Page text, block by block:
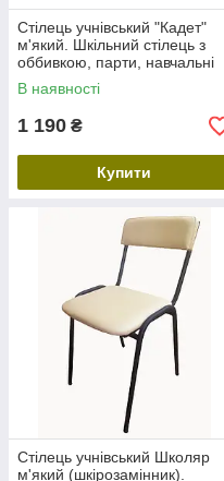
Стілець учнівський "Кадет"
м'який. Шкільний стілець з
оббивкою, парти, навчальні
столи. Офісні стільці
В наявності
1 190 ₴
Купити
Стілець учнівський Школяр
м'який (шкірозамінник).